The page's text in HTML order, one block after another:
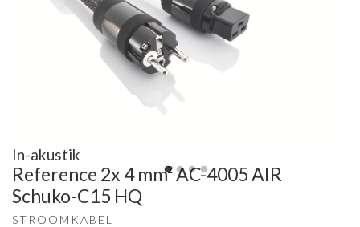
In-akustik
Reference 2x 4 mm² AC-4005 AIR
Schuko-C15 HQ
STROOMKABEL